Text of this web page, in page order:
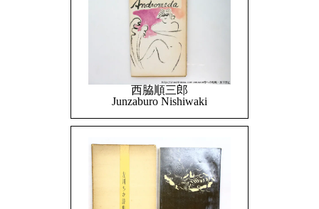
西脇順三郎
Junzaburo Nishiwaki